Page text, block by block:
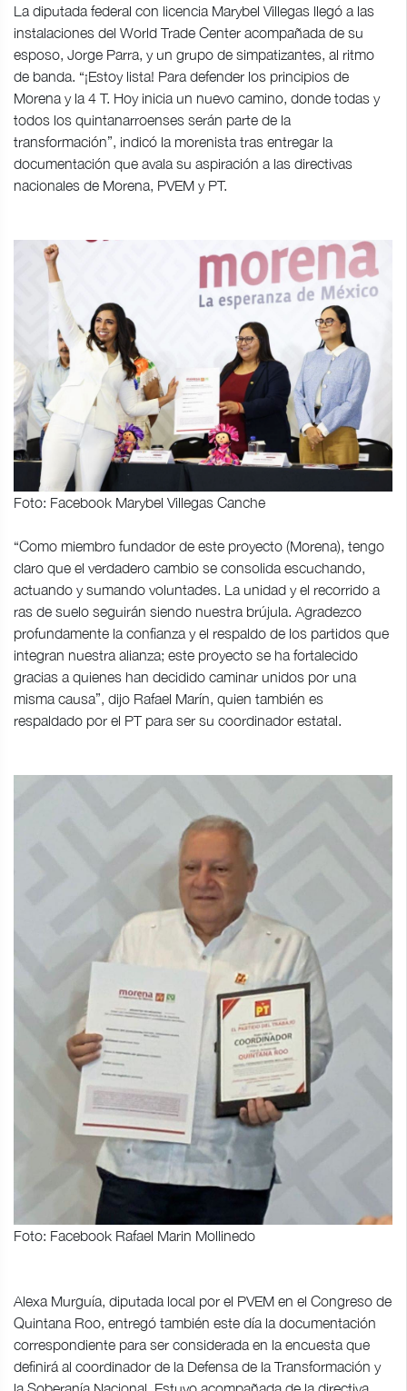
La diputada federal con licencia Marybel Villegas llegó a las
instalaciones del World Trade Center acompañada de su
esposo, Jorge Parra, y un grupo de simpatizantes, al ritmo
de banda. “¡Estoy lista! Para defender los principios de
Morena y la 4 T. Hoy inicia un nuevo camino, donde todas y
todos los quintanarroenses serán parte de la
transformación”, indicó la morenista tras entregar la
documentación que avala su aspiración a las directivas
nacionales de Morena, PVEM y PT.
Foto: Facebook Marybel Villegas Canche
“Como miembro fundador de este proyecto (Morena), tengo
claro que el verdadero cambio se consolida escuchando,
actuando y sumando voluntades. La unidad y el recorrido a
ras de suelo seguirán siendo nuestra brújula. Agradezco
profundamente la confianza y el respaldo de los partidos que
integran nuestra alianza; este proyecto se ha fortalecido
gracias a quienes han decidido caminar unidos por una
misma causa”, dijo Rafael Marín, quien también es
respaldado por el PT para ser su coordinador estatal.
Foto: Facebook Rafael Marin Mollinedo
Alexa Murguía, diputada local por el PVEM en el Congreso de
Quintana Roo, entregó también este día la documentación
correspondiente para ser considerada en la encuesta que
definirá al coordinador de la Defensa de la Transformación y